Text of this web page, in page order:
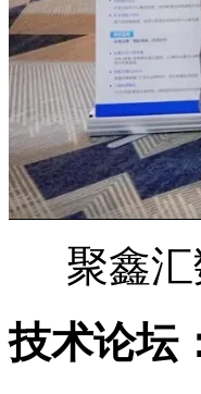
聚鑫
技术论坛